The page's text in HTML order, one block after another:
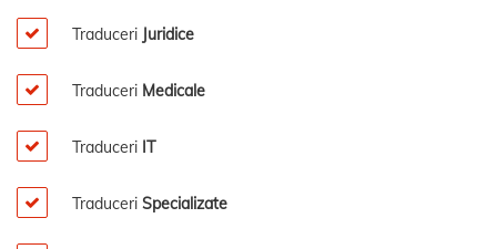
Traduceri Juridice
Traduceri Medicale
Traduceri IT
Traduceri Specializate